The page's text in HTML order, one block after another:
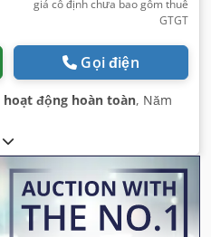
giá cố định chưa bao gồm thuế
GTGT
Gọi điện
hoạt động hoàn toàn, Năm